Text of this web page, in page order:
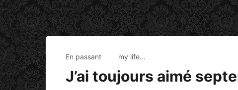
En passant my life...
J’ai toujours aimé